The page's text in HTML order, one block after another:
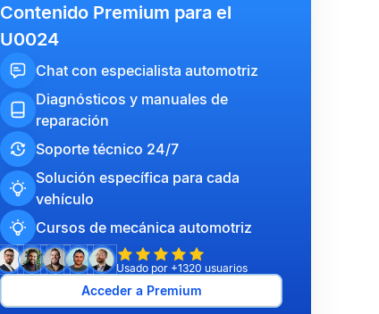
Contenido Premium para el
U0024
Chat con especialista automotriz
Diagnósticos y manuales de
reparación
Soporte técnico 24/7
Solución específica para cada
vehículo
Cursos de mecánica automotriz
Usado por +1320 usuarios
Acceder a Premium